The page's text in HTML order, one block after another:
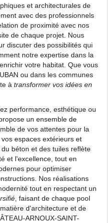
et architecturales de
avec des professionnels
de proximité avec nos
de chaque projet. Nous
discuter des possibilités qui
notre expertise dans la
votre habitat. Que vous
ou dans les communes
à transformer vos idées en
performance, esthétique ou
un ensemble de
de vos attentes pour la
espaces extérieurs et
béton et des tuiles reflète
et l'excellence, tout en
pour optimiser
Nos réalisations
tout en respectant un
, faisant de chaque pool
d'architecture et de
ARNOUX-SAINT-